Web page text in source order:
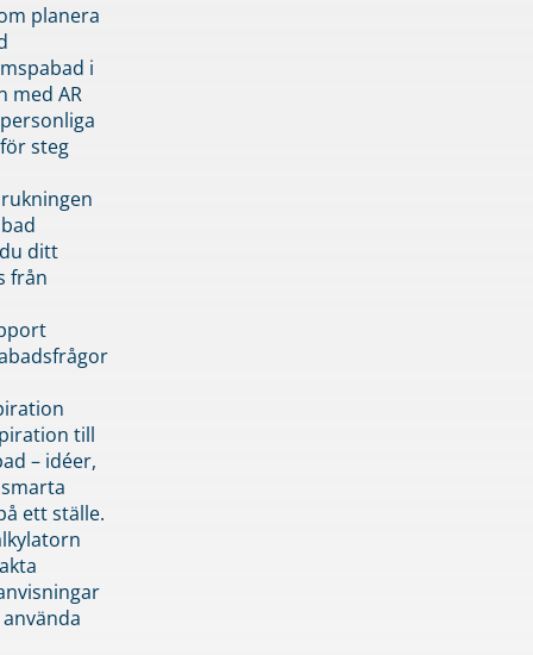
planera
i
med AR
steg
ditt
från
till
– idéer,
ett ställe.